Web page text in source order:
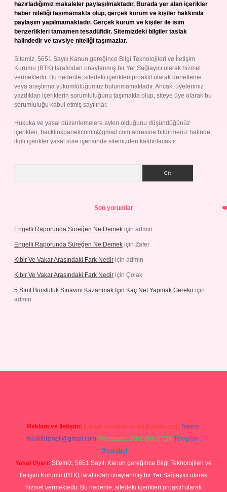
hazırladığımız makaleler paylaşılmaktadır. Burada yer alan içerikler
haber niteliği taşımamakta olup, gerçek kurum ve kişiler hakkında
paylaşım yapılmamaktadır. Gerçek kurum ve kişiler ile isim
benzerlikleri tamamen tesadüfidir. Sitemizdeki bilgiler taslak
halindedir ve tavsiye niteliği taşımazlar.
Sitemiz, 5651 Sayılı Kanun gereğince Bilgi Teknolojileri ve İletişim
Kurumu (BTK) tarafından onaylanmış bir Yer Sağlayıcı olarak hizmet
vermektedir. Bu nedenle, sitedeki içerikleri proaktif olarak denetleme
veya araştırma yükümlülüğümüz bulunmamaktadır. Ancak, üyelerimiz
yazdıkları içeriklerin sorumluluğunu taşımakta olup, siteye üye olarak bu
sorumluluğu kabul etmiş sayılırlar.
Hukuka ve yasal düzenlemelere aykırı olduğunu düşündüğünüz
içerikleri, backlinkpanelicomtr@gmail.com adresine bildirmeniz halinde,
ilgili içerikler yasal süre içerisinde sitemizden kaldırılacaktır.
Son yorumlar
Engelli Raporunda Süreğen Ne Demek için admin
Engelli Raporunda Süreğen Ne Demek için Zafer
Kibir Ve Vakar Arasındaki Fark Nedir için admin
Kibir Ve Vakar Arasındaki Fark Nedir için Çolak
5 Sınıf Bursluluk Sınavını Kazanmak Için Kaç Net Yapmak Gerekir için
admin
Reklam ve İletişim: E-mail: backlinkpaneli@gmail.com Teams:
forumhizmeti@gmail.com Whatsapp: 0262 606 0 726 Telegram:
@karabul
Yasal Uyarı: Sitemiz, 5651 Sayılı Kanun gereğince Bilgi Teknolojileri ve
İletişim Kurumu (BTK) tarafından onaylanmış bir Yer Sağlayıcı olarak
hizmet vermektedir. Bu nedenle, sitedeki içerikleri proaktif olarak